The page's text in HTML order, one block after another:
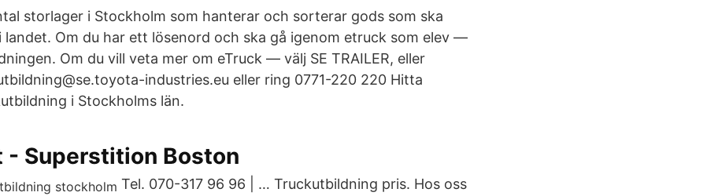
storlager i Stockholm som hanterar och sorterar gods som ska
landet. Om du har ett lösenord och ska gå igenom etruck som elev —
Om du vill veta mer om eTruck — välj SE TRAILER, eller
industries.eu eller ring 0771-220 220 Hitta
i Stockholms län.
- Superstition Boston
Tel. 070-317 96 96 | … Truckutbildning pris. Hos oss